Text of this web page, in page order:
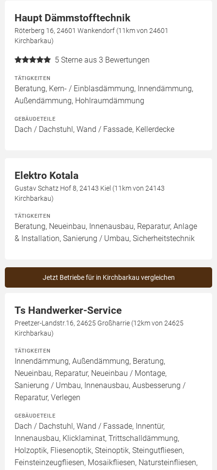
Haupt Dämmstofftechnik
Röterberg 16, 24601 Wankendorf (11km von 24601
Kirchbarkau)
5 Sterne aus 3 Bewertungen
TÄTIGKEITEN
Beratung, Kern- / Einblasdämmung, Innendämmung,
Außendämmung, Hohlraumdämmung
GEBÄUDETEILE
Dach / Dachstuhl, Wand / Fassade, Kellerdecke
Elektro Kotala
Gustav Schatz Hof 8, 24143 Kiel (11km von 24143
Kirchbarkau)
TÄTIGKEITEN
Beratung, Neueinbau, Innenausbau, Reparatur, Anlage
& Installation, Sanierung / Umbau, Sicherheitstechnik
Jetzt Betriebe für in Kirchbarkau vergleichen
Ts Handwerker-Service
Preetzer-Landstr.16, 24625 Großharrie (12km von 24625
Kirchbarkau)
TÄTIGKEITEN
Innendämmung, Außendämmung, Beratung,
Neueinbau, Reparatur, Neueinbau / Montage,
Sanierung / Umbau, Innenausbau, Ausbesserung /
Reparatur, Verlegen
GEBÄUDETEILE
Dach / Dachstuhl, Wand / Fassade, Innentür,
Innenausbau, Klicklaminat, Trittschalldämmung,
Holzoptik, Fliesenoptik, Steinoptik, Steingutfliesen,
Feinsteinzeugfliesen, Mosaikfliesen, Natursteinfliesen,